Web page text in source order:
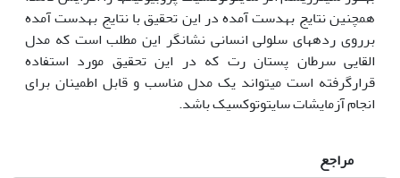
هم‏چنین نتایج به‏دست آمده در این تحقیق با نتایج به‏دست آمده
برروی رده‏های سلولی انسانی نشان‏گر این مطلب است که مدل
القایی سرطان پستان رت که در این تحقیق مورد استفاده
قرارگرفته است می‏تواند یک مدل مناسب و قابل اطمینان برای
انجام آزمایشات سایتوتوکسیک باشد.
مراجع